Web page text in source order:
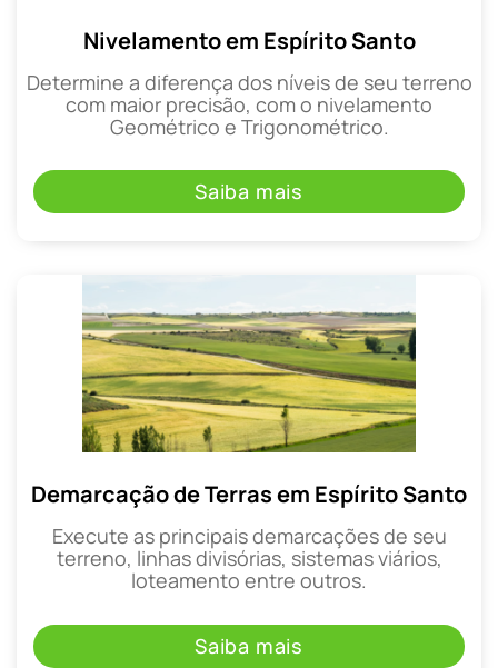
Nivelamento em Espírito Santo
Determine a diferença dos níveis de seu terreno
com maior precisão, com o nivelamento
Geométrico e Trigonométrico.
Saiba mais
Demarcação de Terras em Espírito Santo
Execute as principais demarcações de seu
terreno, linhas divisórias, sistemas viários,
loteamento entre outros.
Saiba mais